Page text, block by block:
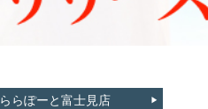
ららぽーと富士見店